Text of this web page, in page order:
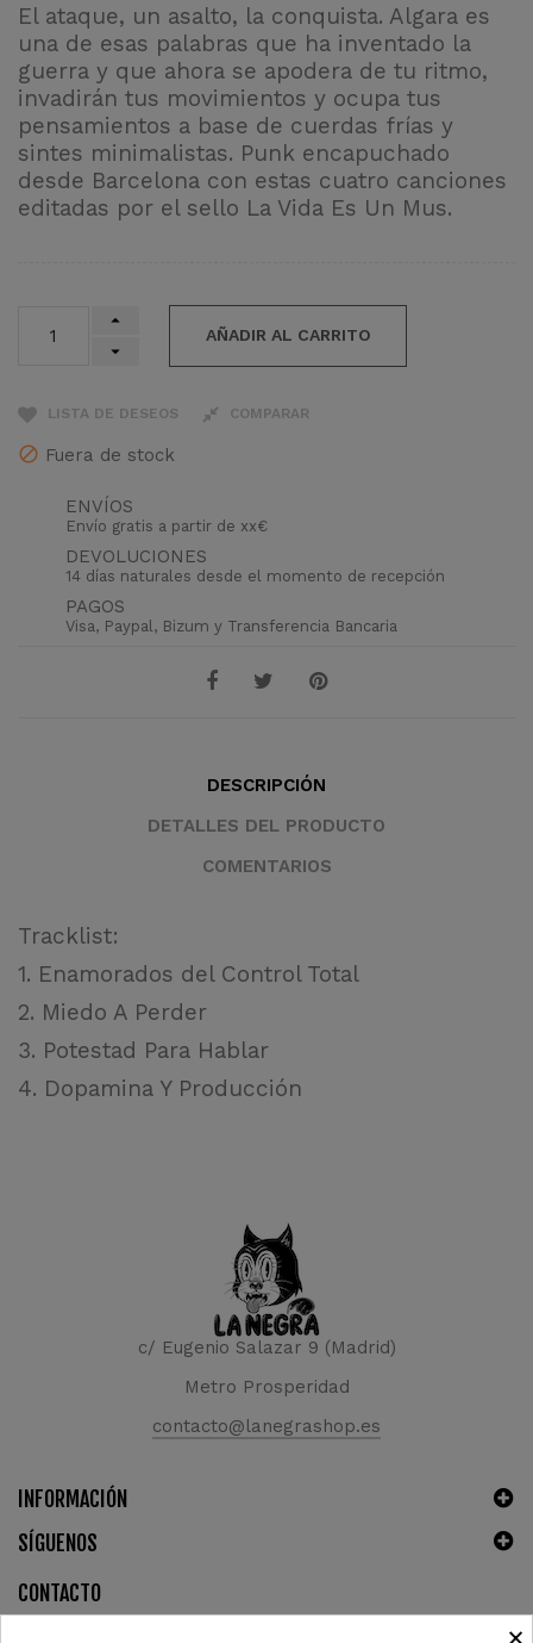
El ataque, un asalto, la conquista. Algara es
una de esas palabras que ha inventado la
guerra y que ahora se apodera de tu ritmo,
invadirán tus movimientos y ocupa tus
pensamientos a base de cuerdas frías y
sintes minimalistas. Punk encapuchado
desde Barcelona con estas cuatro canciones
editadas por el sello La Vida Es Un Mus.
AÑADIR AL CARRITO
LISTA DE DESEOS COMPARAR
Fuera de stock
ENVÍOS
Envío gratis a partir de xx€
DEVOLUCIONES
14 días naturales desde el momento de recepción
PAGOS
Visa, Paypal, Bizum y Transferencia Bancaria
DESCRIPCIÓN
DETALLES DEL PRODUCTO
COMENTARIOS
Tracklist:
1. Enamorados del Control Total
2. Miedo A Perder
3. Potestad Para Hablar
4. Dopamina Y Producción
c/ Eugenio Salazar 9 (Madrid)
Metro Prosperidad
contacto@lanegrashop.es
INFORMACIÓN
SÍGUENOS
CONTACTO